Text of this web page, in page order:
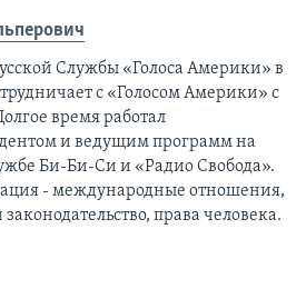
Службы «Голоса Америки» в
с «Голосом Америки» с
время работал
и ведущим программ на
Би-Би-Си и «Радио Свобода».
- международные отношения,
права человека.